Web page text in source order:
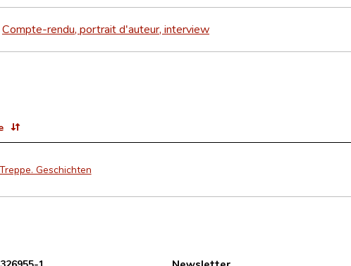
Compte-rendu, portrait d'auteur, interview
Geschichten